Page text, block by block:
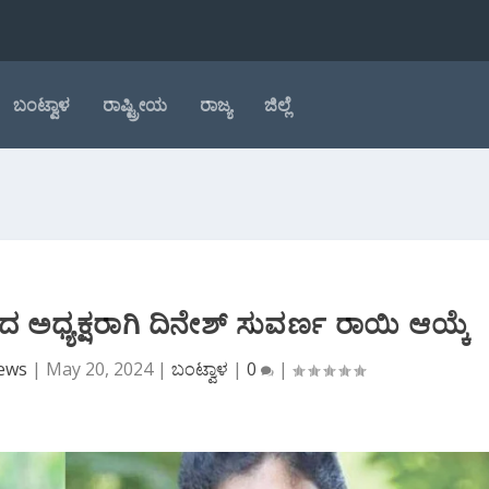
ಬಂಟ್ವಾಳ ರಾಷ್ಟ್ರೀಯ ರಾಜ್ಯ ಜಿಲ್ಲೆ
ದಿನೇಶ್ ಸುವರ್ಣ ರಾಯಿ ಆಯ್ಕೆ
| May 20, 2024|ಬಂಟ್ವಾಳ |0 |